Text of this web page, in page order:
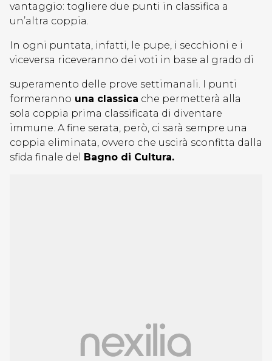
vantaggio: togliere due punti in classifica a
un’altra coppia.
In ogni puntata, infatti, le pupe, i secchioni e i
viceversa riceveranno dei voti in base al grado di
superamento delle prove settimanali. I punti
formeranno una classica che permetterà alla
sola coppia prima classificata di diventare
immune. A fine serata, però, ci sarà sempre una
coppia eliminata, ovvero che uscirà sconfitta dalla
sfida finale del Bagno di Cultura.